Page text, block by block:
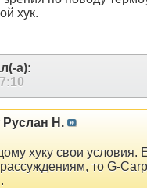
хук.
а):
Руслан Н.
хуку свои условия.
то G-